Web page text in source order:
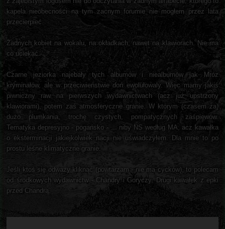
kapela nieobecności na tym zacnym forumie nie mogłem przez lata
przecierpieć.
Żadnych kobiet na wokalu, na okładkach, nawet na klawiorach. Nie ma
co uciekać.
Czarne jeziorka najebały tych albumów i niealbumów jak Mróz
kryminałów, ale w przeciwieństwie doń ewolułowaly. Więc mamy jakiś
piwniczny raw na pierwszych wydawnictwach (acz już upstrzony
klawiorami), potem zaś atmosferyczne granie. W którym (czasem za)
dużo plumkania, trochę czystych, pompatycznych zaśpiewów.
Tematyka depresyjno - pogańsko - ... niby NS według MA, acz kawałka
o eksterminacji jakiejkolwiek nacji nie uświadczyłem. Dla mnie to po
prostu leśne klimatyczne granie.
Jeśli ktoś się odważy kliknąć (powtarzam - nie ma cycków), to polecam
od środkowych wydawnictw - Chandry i Goryczy. Drugi kawałek z epki
przed Chandrą.